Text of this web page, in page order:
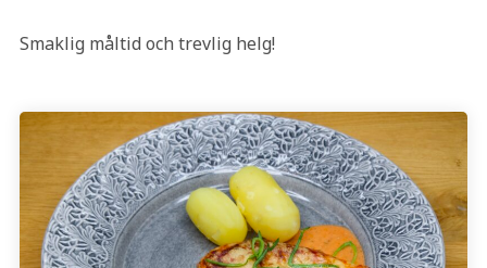
Smaklig måltid och trevlig helg!